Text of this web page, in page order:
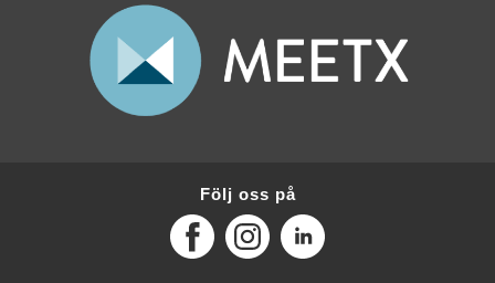
Följ oss på
FacebookInstagramLinkedIn